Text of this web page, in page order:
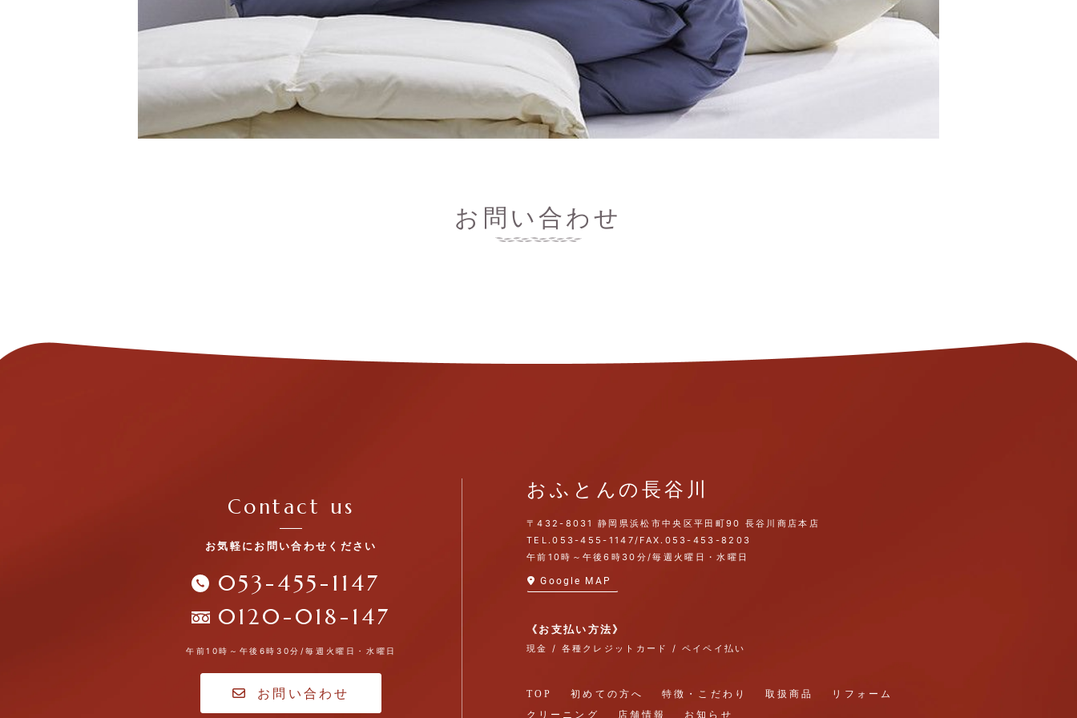
お問い合わせ
Contact us
お気軽にお問い合わせください
053-455-1147
0120-018-147
午前10時～午後6時30分/毎週火曜日・水曜日
お問い合わせ
おふとんの長谷川
〒432-8031
静岡県浜松市中央区平田町90 長谷川商店本店
TEL.053-455-1147/ FAX.053-453-8203
午前10時～午後6時30分/毎週火曜日・水曜日
Google MAP
《お支払い方法》
現金 / 各種クレジットカード / ペイペイ払い
TOP 初めての方へ 特徴・こだわり 取扱商品
リフォーム
クリーニング
店舗情報 お知らせ